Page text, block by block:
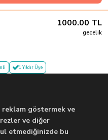
1000.00 TL
gecelik
1 Yıldır Üye
Ödeme alınmayacaktır.
GEÇ
göstermek ve
ve diğer
etmediğinizde bu